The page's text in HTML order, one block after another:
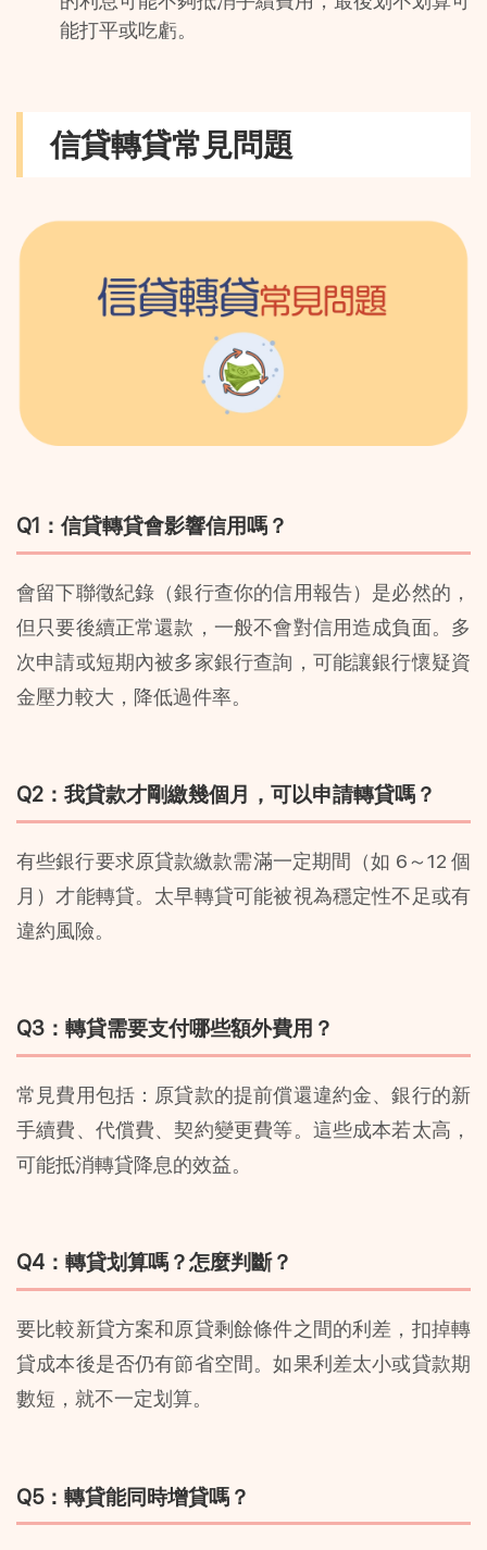
能打平或吃虧。
信貸轉貸常見問題
Q1：信貸轉貸會影響信用嗎？
會留下聯徵紀錄（銀行查你的信用報告）是必然的，
但只要後續正常還款，一般不會對信用造成負面。多
次申請或短期內被多家銀行查詢，可能讓銀行懷疑資
金壓力較大，降低過件率。
Q2：我貸款才剛繳幾個月，可以申請轉貸嗎？
有些銀行要求原貸款繳款需滿一定期間（如 6～12 個
月）才能轉貸。太早轉貸可能被視為穩定性不足或有
違約風險。
Q3：轉貸需要支付哪些額外費用？
常見費用包括：原貸款的提前償還違約金、銀行的新
手續費、代償費、契約變更費等。這些成本若太高，
可能抵消轉貸降息的效益。
Q4：轉貸划算嗎？怎麼判斷？
要比較新貸方案和原貸剩餘條件之間的利差，扣掉轉
貸成本後是否仍有節省空間。如果利差太小或貸款期
數短，就不一定划算。
Q5：轉貸能同時增貸嗎？